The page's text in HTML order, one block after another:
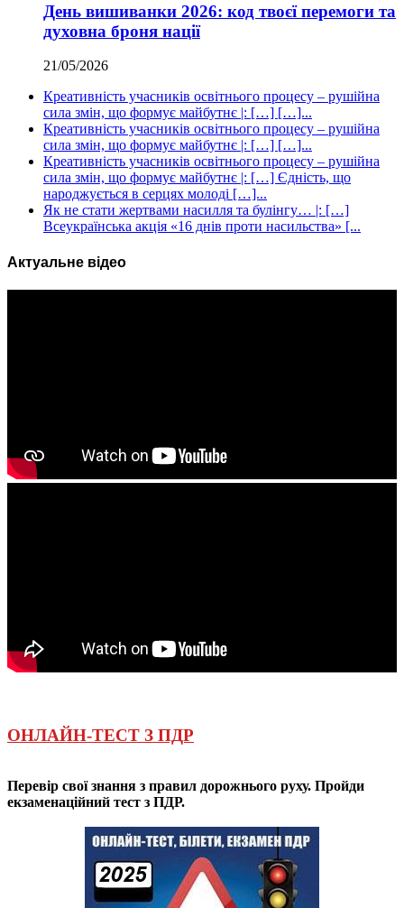
День вишиванки 2026: код твоєї перемоги та
духовна броня нації
21/05/2026
Креативність учасників освітнього процесу – рушійна
сила змін, що формує майбутнє |: […] […]...
Креативність учасників освітнього процесу – рушійна
сила змін, що формує майбутнє |: […] […]...
Креативність учасників освітнього процесу – рушійна
сила змін, що формує майбутнє |: […] Єдність, що
народжується в серцях молоді […]...
Як не стати жертвами насилля та булінгу… |: […]
Всеукраїнська акція «16 днів проти насильства» [...
Актуальне відео
ОНЛАЙН-ТЕСТ З ПДР
Перевір свої знання з правил дорожнього руху. Пройди
екзаменаційний тест з ПДР.